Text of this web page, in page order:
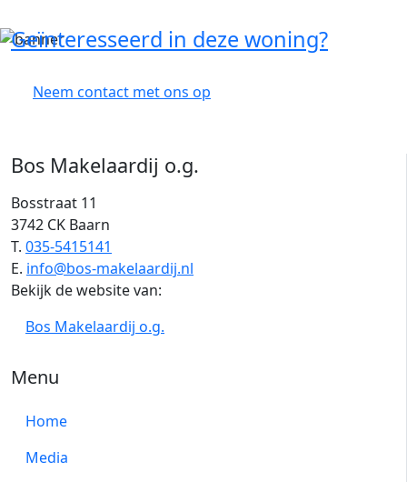
Geïnteresseerd in deze woning?
Neem contact met ons op
Bos Makelaardij o.g.
Bosstraat 11
3742 CK Baarn
T. 035-5415141
E. info@bos-makelaardij.nl
Bekijk de website van:
Bos Makelaardij o.g.
Menu
Home
Media